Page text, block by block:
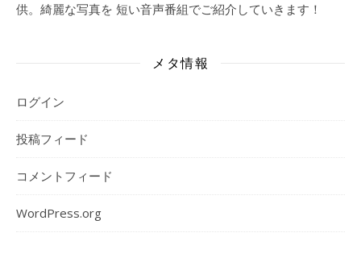
供。綺麗な写真を 短い音声番組でご紹介していきます！
メタ情報
ログイン
投稿フィード
コメントフィード
WordPress.org